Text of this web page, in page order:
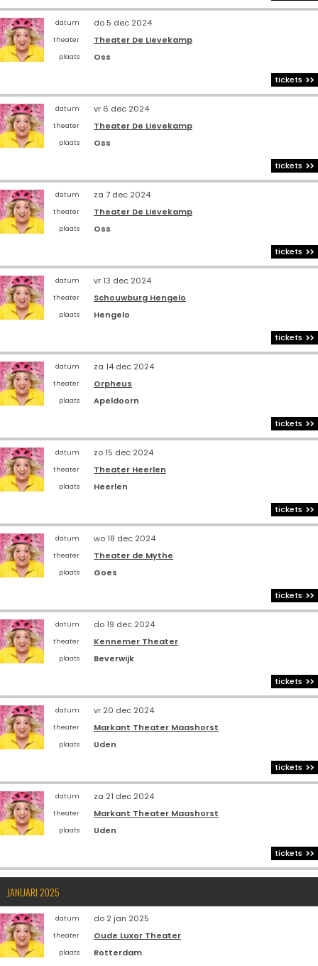
datum do 5 dec 2024
theater Theater De Lievekamp
plaats
Oss
tickets
datum vr 6 dec 2024
theater Theater De Lievekamp
plaats
Oss
tickets
datum za 7 dec 2024
theater Theater De Lievekamp
plaats
Oss
tickets
datum vr 13 dec 2024
theater Schouwburg Hengelo
plaats
Hengelo
tickets
datum za 14 dec 2024
theater Orpheus
plaats
Apeldoorn
tickets
datum zo 15 dec 2024
theater Theater Heerlen
plaats
Heerlen
tickets
datum wo 18 dec 2024
theater Theater de Mythe
plaats
Goes
tickets
datum do 19 dec 2024
theater Kennemer Theater
plaats
Beverwijk
tickets
datum vr 20 dec 2024
theater Markant Theater Maashorst
plaats
Uden
tickets
datum za 21 dec 2024
theater Markant Theater Maashorst
plaats
Uden
tickets
JANUARI 2025
datum do 2 jan 2025
theater Oude Luxor Theater
plaats Rotterdam